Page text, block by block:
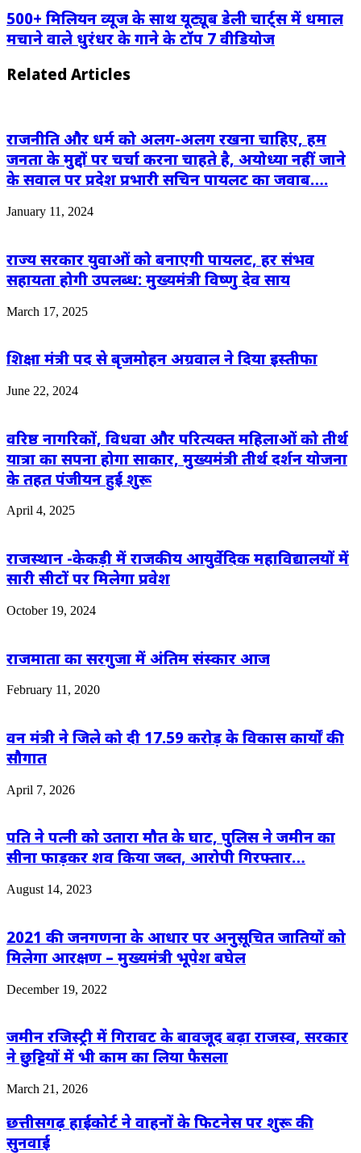
500+ मिलियन व्यूज के साथ यूट्यूब डेली चार्ट्स में धमाल
मचाने वाले धुरंधर के गाने के टॉप 7 वीडियोज
Related Articles
राजनीति और धर्म को अलग-अलग रखना चाहिए, हम
जनता के मुद्दों पर चर्चा करना चाहते है, अयोध्या नहीं जाने
के सवाल पर प्रदेश प्रभारी सचिन पायलट का जवाब….
January 11, 2024
राज्य सरकार युवाओं को बनाएगी पायलट, हर संभव
सहायता होगी उपलब्ध: मुख्यमंत्री विष्णु देव साय
March 17, 2025
शिक्षा मंत्री पद से बृजमोहन अग्रवाल ने दिया इस्तीफा
June 22, 2024
वरिष्ठ नागरिकों, विधवा और परित्यक्त महिलाओं को तीर्थ
यात्रा का सपना होगा साकार, मुख्यमंत्री तीर्थ दर्शन योजना
के तहत पंजीयन हुई शुरू
April 4, 2025
राजस्थान -केकड़ी में राजकीय आयुर्वेदिक महाविद्यालयों में
सारी सीटों पर मिलेगा प्रवेश
October 19, 2024
राजमाता का सरगुजा में अंतिम संस्कार आज
February 11, 2020
वन मंत्री ने जिले को दी 17.59 करोड़ के विकास कार्यों की
सौगात
April 7, 2026
पति ने पत्नी को उतारा मौत के घाट, पुलिस ने जमीन का
सीना फाड़कर शव किया जब्त, आरोपी गिरफ्तार…
August 14, 2023
2021 की जनगणना के आधार पर अनुसूचित जातियों को
मिलेगा आरक्षण – मुख्यमंत्री भूपेश बघेल
December 19, 2022
जमीन रजिस्ट्री में गिरावट के बावजूद बढ़ा राजस्व, सरकार
ने छुट्टियों में भी काम का लिया फैसला
March 21, 2026
छत्तीसगढ़ हाईकोर्ट ने वाहनों के फिटनेस पर शुरू की
सुनवाई